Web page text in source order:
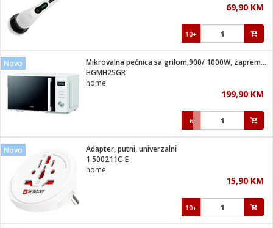
69,90 KM
10+
Novo
Mikrovalna pećnica sa grilom,900/ 1000W, zapremina 25 lit.
HGMH25GR
home
199,90 KM
6
Novo
Adapter, putni, univerzalni
1.500211C-E
home
15,90 KM
10+